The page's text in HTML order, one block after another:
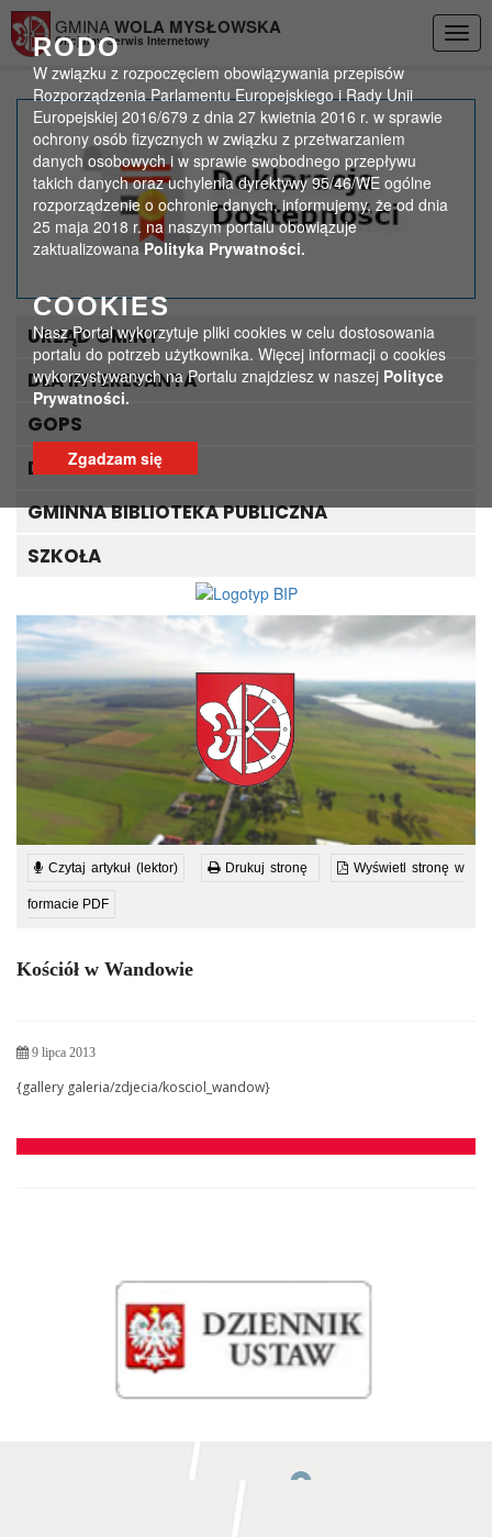
RODO
W związku z rozpoczęciem obowiązywania przepisów
Rozporządzenia Parlamentu Europejskiego i Rady Unii
Europejskiej 2016/679 z dnia 27 kwietnia 2016 r. w sprawie
ochrony osób fizycznych w związku z przetwarzaniem
danych osobowych i w sprawie swobodnego przepływu
takich danych oraz uchylenia dyrektywy 95/46/WE ogólne
rozporządzenie o ochronie danych, informujemy, że od dnia
25 maja 2018 r. na naszym portalu obowiązuje
zaktualizowanaPolityka Prywatności.
COOKIES
Nasz Portal wykorzytuje pliki cookies w celu dostosowania
portalu do potrzeb użytkownika. Więcej informacji o cookies
wykorzystywanych na Portalu znajdziesz w naszej Polityce
Prywatności.
Zgadzam się
GMINA WOLA MYSŁOWSKA
Oficjalny Serwis Internetowy
Kościół w Wandowie
Strona główna > ogólne zdjęcia > Kościół w Wandowie
URZĄD GMINY
DLA INTERESANTA
GOPS
DLA TURYSTY
GMINNA BIBLIOTEKA PUBLICZNA
SZKOŁA
Czytaj artykuł (lektor) Drukuj stronę Wyświetl stronę w
formacie PDF
Kościół w Wandowie
9 lipca 2013
{gallery galeria/zdjecia/kosciol_wandow}